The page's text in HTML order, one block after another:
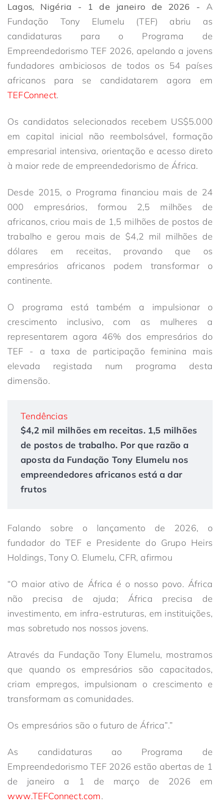
Lagos, Nigéria - 1 de janeiro de 2026 - A
Fundação Tony Elumelu (TEF) abriu as
candidaturas para o Programa de
Empreendedorismo TEF 2026, apelando a jovens
fundadores ambiciosos de todos os 54 países
africanos para se candidatarem agora em
TEFConnect.
Os candidatos selecionados recebem US$5.000
em capital inicial não reembolsável, formação
empresarial intensiva, orientação e acesso direto
à maior rede de empreendedorismo de África.
Desde 2015, o Programa financiou mais de 24
000 empresários, formou 2,5 milhões de
africanos, criou mais de 1,5 milhões de postos de
trabalho e gerou mais de $4,2 mil milhões de
dólares em receitas, provando que os
empresários africanos podem transformar o
continente.
O programa está também a impulsionar o
crescimento inclusivo, com as mulheres a
representarem agora 46% dos empresários do
TEF - a taxa de participação feminina mais
elevada registada num programa desta
dimensão.
Tendências
$4,2 mil milhões em receitas. 1,5 milhões
de postos de trabalho. Por que razão a
aposta da Fundação Tony Elumelu nos
empreendedores africanos está a dar
frutos
Falando sobre o lançamento de 2026, o
fundador do TEF e Presidente do Grupo Heirs
Holdings, Tony O. Elumelu, CFR, afirmou
“O maior ativo de África é o nosso povo. África
não precisa de ajuda; África precisa de
investimento, em infra-estruturas, em instituições,
mas sobretudo nos nossos jovens.
Através da Fundação Tony Elumelu, mostramos
que quando os empresários são capacitados,
criam empregos, impulsionam o crescimento e
transformam as comunidades.
Os empresários são o futuro de África”.”
As candidaturas ao Programa de
Empreendedorismo TEF 2026 estão abertas de 1
de janeiro a 1 de março de 2026 em
www.TEFConnect.com.